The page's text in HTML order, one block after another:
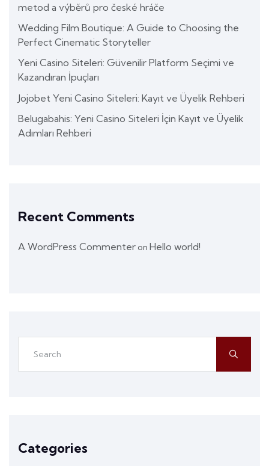
metod a výběrů pro české hráče
Wedding Film Boutique: A Guide to Choosing the
Perfect Cinematic Storyteller
Yeni Casino Siteleri: Güvenilir Platform Seçimi ve
Kazandıran İpuçları
Jojobet Yeni Casino Siteleri: Kayıt ve Üyelik Rehberi
Belugabahis: Yeni Casino Siteleri İçin Kayıt ve Üyelik
Adımları Rehberi
Recent Comments
A WordPress Commenter on Hello world!
Categories